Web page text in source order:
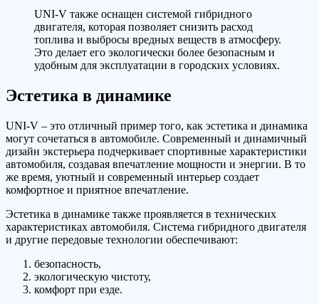
UNI-V также оснащен системой гибридного
двигателя, которая позволяет снизить расход
топлива и выбросы вредных веществ в атмосферу.
Это делает его экологически более безопасным и
удобным для эксплуатации в городских условиях.
Эстетика в динамике
UNI-V – это отличный пример того, как эстетика и динамика
могут сочетаться в автомобиле. Современный и динамичный
дизайн экстерьера подчеркивает спортивные характеристики
автомобиля, создавая впечатление мощности и энергии. В то
же время, уютный и современный интерьер создает
комфортное и приятное впечатление.
Эстетика в динамике также проявляется в технических
характеристиках автомобиля. Система гибридного двигателя
и другие передовые технологии обеспечивают:
безопасность,
экологическую чистоту,
комфорт при езде.